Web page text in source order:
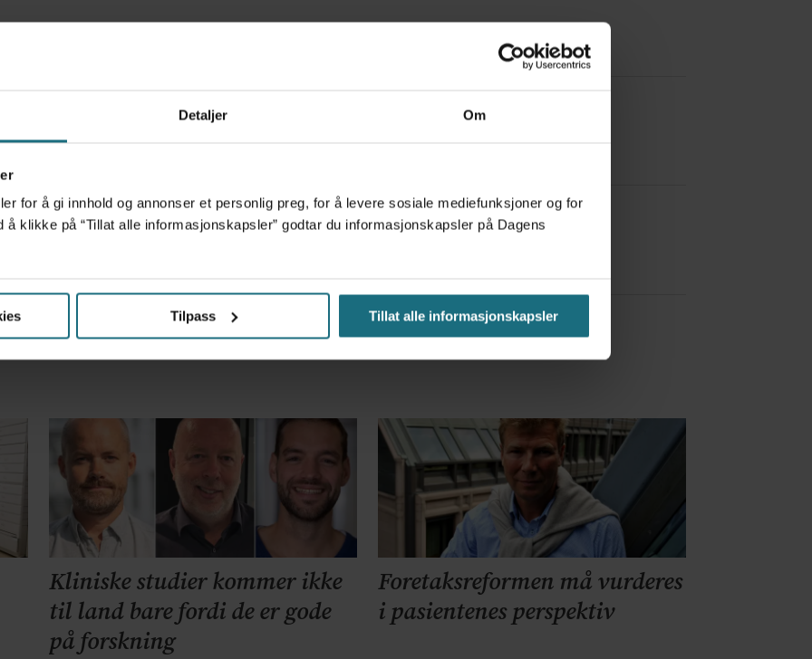
Detaljer Om
for å gi innhold og annonser et personlig preg, for å levere sosiale mediefunksjoner og for
å klikke på “Tillat alle informasjonskapsler” godtar du informasjonskapsler på Dagens
Tilpass Tillat alle informasjonskapsler
måneder – i en 16-fots motorbåt
det frem at han døgnet før hadde drukket 25 vodka Red Bull
– får millionerstatning
Kliniske studier kommer ikke
til land bare fordi de er gode
på forskning
Foretaksreformen må vurderes
i pasientenes perspektiv